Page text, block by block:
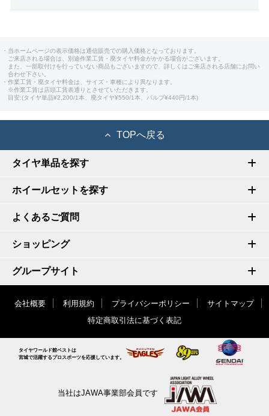
・当ホームページの表示価格は通信販売での購入価格となっております。
ご来店される場合は、別途作業工賃・廃タイヤ料金がかかる場合がございます。
また、一部取付けを行っていない商品もございますので、詳しくはご来店される店舗にお問い
合わせ下さい。
・作業工賃・廃タイヤ料金は、サイズ・車種により異なります。
※作業工賃は店頭工賃表通りとさせていただきます。
目安:(タイヤ単品¥2,200/1本、廃タイヤ¥550/1本、バルブ¥440円/1本)
TOPへ戻る
タイヤ単品を探す
ホイールセットを探す
よくあるご質問
ショッピング
グループサイト
会社概要 利用規約 プライバシーポリシー
サイトマップ
特定商取引法に基づく表記
タイヤワールド館ベストは
宮城で活躍するプロスポーツを応援しています。
当社はJAWA事業部会員です